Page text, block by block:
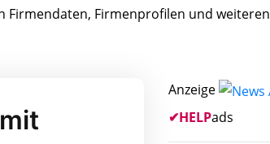
Firmenprofilen und weiteren
Anzeige
✔HELPads